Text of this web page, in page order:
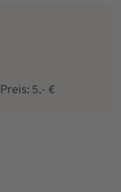
Preis: 5,- €